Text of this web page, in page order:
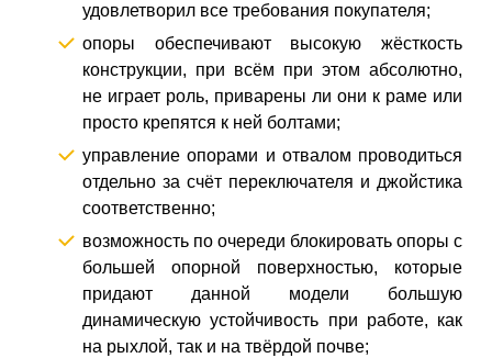
удовлетворил все требования покупателя;
опоры обеспечивают высокую жёсткость
конструкции, при всём при этом абсолютно,
не играет роль, приварены ли они к раме или
просто крепятся к ней болтами;
управление опорами и отвалом проводиться
отдельно за счёт переключателя и джойстика
соответственно;
возможность по очереди блокировать опоры с
большей опорной поверхностью, которые
придают данной модели большую
динамическую устойчивость при работе, как
на рыхлой, так и на твёрдой почве;